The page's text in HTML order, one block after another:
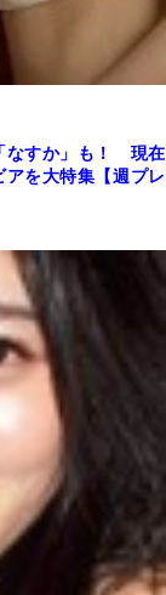
なすか」も！ 現在
を大特集【週プレ